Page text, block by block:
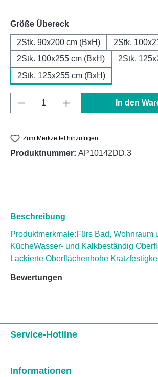
Größe Übereckauswählen
2Stk. 90x200 cm (BxH)
2Stk.
2Stk. 100x255 cm (BxH)
2Stk.
2Stk. 125x255 cm (BxH)
Produkt Anzahl: Gib den
In den
Zum Merkzettel hinzufügen
Produktnummer: AP10142DD.3
Beschreibung
Produktmerkmale:Fürs Bad, Wohnraum
KücheWasser- und Kalkbeständig
Lackierte Oberflächenhohe
Bewertungen
Service-Hotline
Informationen